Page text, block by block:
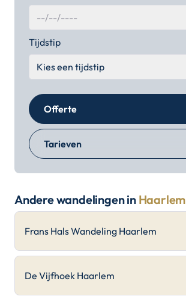
Tijdstip
Offerte
Tarieven
Andere wandelingen in Haarlem
Frans Hals Wandeling Haarlem
De Vijfhoek Haarlem